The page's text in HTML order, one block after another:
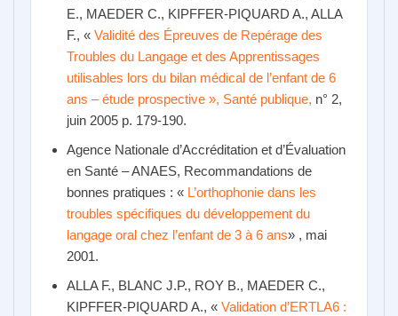
E., MAEDER C., KIPFFER-PIQUARD A., ALLA
F., « Validité des Épreuves de Repérage des
Troubles du Langage et des Apprentissages
utilisables lors du bilan médical de l’enfant de 6
ans – étude prospective », Santé publique, n° 2,
juin 2005 p. 179-190.
Agence Nationale d’Accréditation et d’Évaluation
en Santé – ANAES, Recommandations de
bonnes pratiques : «L’orthophonie dans les
troubles spécifiques du développement du
langage oral chez l’enfant de 3 à 6 ans» , mai
2001.
ALLA F., BLANC J.P., ROY B., MAEDER C.,
KIPFFER-PIQUARD A., « Validation d’ERTLA6 :